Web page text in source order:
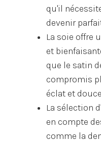
qu'il
devenir
La soie offre
et
que le satin
compromis
éclat et
La sélection
en compte
comme la